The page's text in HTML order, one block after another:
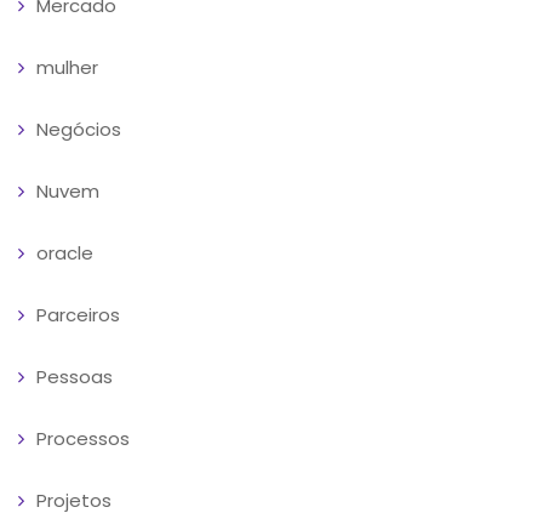
mulher
Negócios
Nuvem
oracle
Parceiros
Pessoas
Processos
Projetos